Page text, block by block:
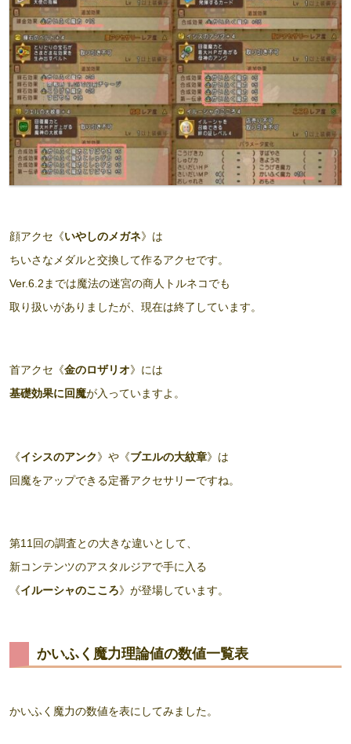
顔アクセ《いやしのメガネ》は
ちいさなメダルと交換して作るアクセです。
Ver.6.2までは魔法の迷宮の商人トルネコでも
取り扱いがありましたが、現在は終了しています。
首アクセ《金のロザリオ》には
基礎効果に回魔が入っていますよ。
《イシスのアンク》や《ブエルの大紋章》は
回魔をアップできる定番アクセサリーですね。
第11回の調査との大きな違いとして、
新コンテンツのアスタルジアで手に入る
《イルーシャのこころ》が登場しています。
かいふく魔力理論値の数値一覧表
かいふく魔力の数値を表にしてみました。